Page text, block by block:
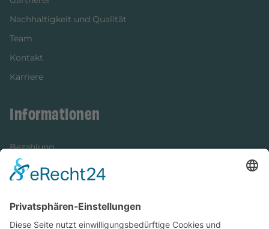
Nachhaltigkeit und Qualität
Team
Kontakt
Karriere
Informationen
Bezahlung
Newsletter
Versandinformationen
Verfügbarkeit/Verträglichkeit